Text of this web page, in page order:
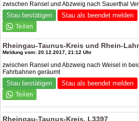
zwischen Ransel und Abzweig nach Sauerthal
Stau bestätigen Stau als beendet melden
Rheingau-Taunus-Kreis und Rhein-
Meldung vom: 20.12.2017, 21:12 Uhr
zwischen Ransel und Abzweig nach Weisel in
Fahrbahnen geräumt
Stau bestätigen Stau als beendet melden
Rheingau-Taunus-Kreis, L3397